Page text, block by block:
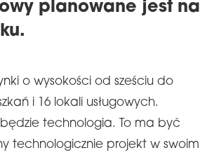
planowane jest na
o wysokości od sześciu do
i 16 lokali usługowych.
technologia. To ma być
technologicznie projekt w swoim